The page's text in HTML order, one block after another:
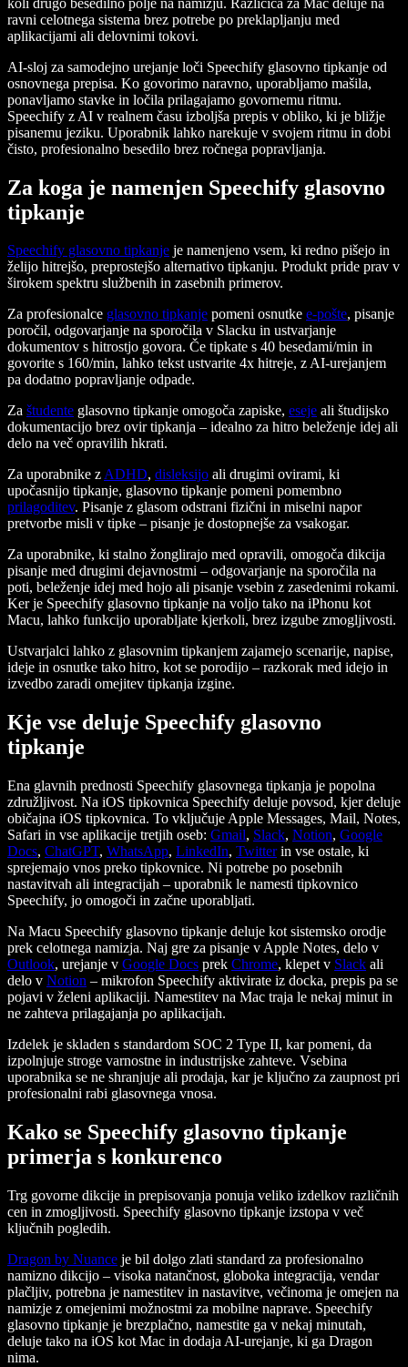
ravni celotnega sistema brez potrebe po preklapljanju med
aplikacijami ali delovnimi tokovi.
AI-sloj za samodejno urejanje loči Speechify glasovno tipkanje od
osnovnega prepisa. Ko govorimo naravno, uporabljamo mašila,
ponavljamo stavke in ločila prilagajamo govornemu ritmu.
Speechify z AI v realnem času izboljša prepis v obliko, ki je bližje
pisanemu jeziku. Uporabnik lahko narekuje v svojem ritmu in dobi
čisto, profesionalno besedilo brez ročnega popravljanja.
Za koga je namenjen Speechify glasovno
tipkanje
Speechify glasovno tipkanje je namenjeno vsem, ki redno pišejo in
želijo hitrejšo, preprostejšo alternativo tipkanju. Produkt pride prav v
širokem spektru službenih in zasebnih primerov.
Za profesionalce glasovno tipkanje pomeni osnutke e-pošte, pisanje
poročil, odgovarjanje na sporočila v Slacku in ustvarjanje
dokumentov s hitrostjo govora. Če tipkate s 40 besedami/min in
govorite s 160/min, lahko tekst ustvarite 4x hitreje, z AI-urejanjem
pa dodatno popravljanje odpade.
Za študente glasovno tipkanje omogoča zapiske, eseje ali študijsko
dokumentacijo brez ovir tipkanja – idealno za hitro beleženje idej ali
delo na več opravilih hkrati.
Za uporabnike zADHD, disleksijo ali drugimi ovirami, ki
upočasnijo tipkanje, glasovno tipkanje pomeni pomembno
prilagoditev. Pisanje z glasom odstrani fizični in miselni napor
pretvorbe misli v tipke – pisanje je dostopnejše za vsakogar.
Za uporabnike, ki stalno žonglirajo med opravili, omogoča dikcija
pisanje med drugimi dejavnostmi – odgovarjanje na sporočila na
poti, beleženje idej med hojo ali pisanje vsebin z zasedenimi rokami.
Ker je Speechify glasovno tipkanje na voljo tako na iPhonu kot
Macu, lahko funkcijo uporabljate kjerkoli, brez izgube zmogljivosti.
Ustvarjalci lahko z glasovnim tipkanjem zajamejo scenarije, napise,
ideje in osnutke tako hitro, kot se porodijo – razkorak med idejo in
izvedbo zaradi omejitev tipkanja izgine.
Kje vse deluje Speechify glasovno
tipkanje
Ena glavnih prednosti Speechify glasovnega tipkanja je popolna
združljivost. Na iOS tipkovnica Speechify deluje povsod, kjer deluje
običajna iOS tipkovnica. To vključuje Apple Messages, Mail, Notes,
Safari in vse aplikacije tretjih oseb: Gmail, Slack, Notion, Google
Docs, ChatGPT, WhatsApp, LinkedIn, Twitterin vse ostale, ki
sprejemajo vnos preko tipkovnice. Ni potrebe po posebnih
nastavitvah ali integracijah – uporabnik le namesti tipkovnico
Speechify, jo omogoči in začne uporabljati.
Na Macu Speechify glasovno tipkanje deluje kot sistemsko orodje
prek celotnega namizja. Naj gre za pisanje v Apple Notes, delo v
Outlook, urejanje v Google Docs prek Chrome, klepet v Slack ali
delo v Notion – mikrofon Speechify aktivirate iz docka, prepis pa se
pojavi v želeni aplikaciji. Namestitev na Mac traja le nekaj minut in
ne zahteva prilagajanja po aplikacijah.
Izdelek je skladen s standardom SOC 2 Type II, kar pomeni, da
izpolnjuje stroge varnostne in industrijske zahteve. Vsebina
uporabnika se ne shranjuje ali prodaja, kar je ključno za zaupnost pri
profesionalni rabi glasovnega vnosa.
Kako se Speechify glasovno tipkanje
primerja s konkurenco
Trg govorne dikcije in prepisovanja ponuja veliko izdelkov različnih
cen in zmogljivosti. Speechify glasovno tipkanje izstopa v več
ključnih pogledih.
Dragon by Nuance je bil dolgo zlati standard za profesionalno
namizno dikcijo – visoka natančnost, globoka integracija, vendar
plačljiv, potrebna je namestitev in nastavitve, večinoma je omejen na
namizje z omejenimi možnostmi za mobilne naprave. Speechify
glasovno tipkanje je brezplačno, namestite ga v nekaj minutah,
deluje tako na iOS kot Mac in dodaja AI-urejanje, ki ga Dragon
nima.